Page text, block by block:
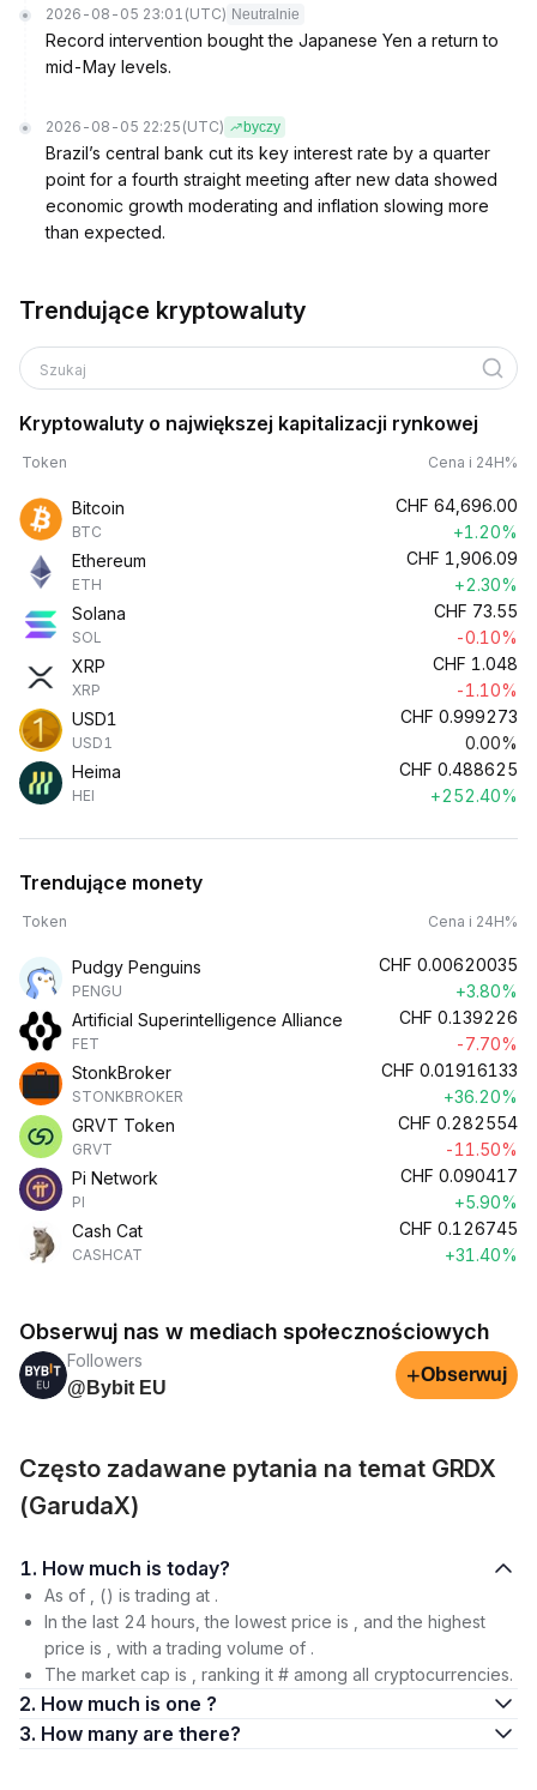
2026-08-05 23:01 (UTC) Neutralnie
Record intervention bought the Japanese Yen a return to
mid-May levels.
2026-08-05 22:25 (UTC) byczy
Brazil’s central bank cut its key interest rate by a quarter
point for a fourth straight meeting after new data showed
economic growth moderating and inflation slowing more
than expected.
Trendujące kryptowaluty
Szukaj
Kryptowaluty o największej kapitalizacji rynkowej
Token Cena i 24H%
Bitcoin
BTC
CHF 64,696.00
+1.20%
Ethereum
ETH
CHF 1,906.09
+2.30%
Solana
SOL
CHF 73.55
-0.10%
XRP
XRP
CHF 1.048
-1.10%
USD1
USD1
CHF 0.999273
0.00%
Heima
HEI
CHF 0.488625
+252.40%
Trendujące monety
Token Cena i 24H%
Pudgy Penguins
PENGU
CHF 0.00620035
+3.80%
Artificial Superintelligence Alliance
FET
CHF 0.139226
-7.70%
StonkBroker
STONKBROKER
CHF 0.01916133
+36.20%
GRVT Token
GRVT
CHF 0.282554
-11.50%
Pi Network
PI
CHF 0.090417
+5.90%
Cash Cat
CASHCAT
CHF 0.126745
+31.40%
Obserwuj nas w mediach społecznościowych
Followers
@Bybit EU
+Obserwuj
Często zadawane pytania na temat GRDX
(GarudaX)
1. How much is today?
As of , () is trading at .
In the last 24 hours, the lowest price is , and the highest
price is , with a trading volume of .
The market cap is , ranking it # among all cryptocurrencies.
2. How much is one ?
3. How many are there?